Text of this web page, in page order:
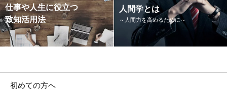
仕事や人生に役立つ
致知活用法
人間学とは
～人間力を高めるために～
初めての方へ